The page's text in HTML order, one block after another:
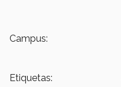
Campus:
Etiquetas: